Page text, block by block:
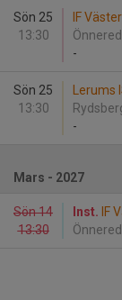
Sön 25
13:30
IF
-
Sön 25
13:30
Lerums
-
Mars - 2027
Sön 14
13:30
Inst. IF